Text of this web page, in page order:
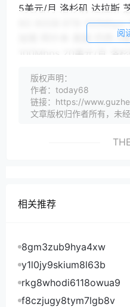
5美元/月 洛杉矶 达拉斯
8G 80GB 8TB 100Mbps
加哥 阿什本 英国 巴西 2
100Mbps 20美元/月 洛
杉矶 达拉斯 芝加哥 阿什
640GB 64TB 1Gbps 80
哥 阿什本 英国 巴西
PhotonVPS的Windows套
非vps约翰内斯堡、印度
PhotonVPS机房测试
PhotonVPS全部17个机房
阅
版权声明：
作者：today68
链接：https://
文章版权归作者所有，未
相关推荐
8gm3zub9hya4xw
y1l0jy9skium8l63b
rkg8whodi6118owua9
f8czjugy8tym7lgb8v